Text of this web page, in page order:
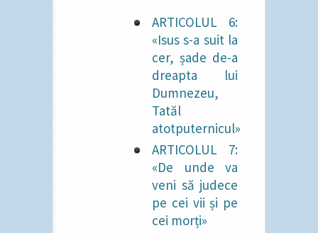
ARTICOLUL 6:
«Isus s-a suit la
cer, șade de-a
dreapta lui
Dumnezeu,
Tatăl
atotputernicul»
ARTICOLUL 7:
«De unde va
veni să judece
pe cei vii și pe
cei morți»